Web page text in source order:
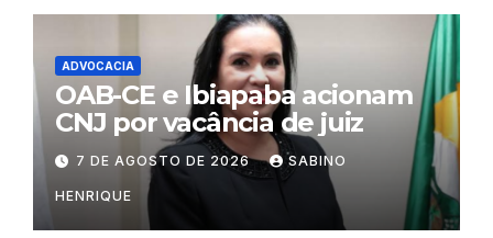
ADVOCACIA
OAB-CE e Ibiapaba acionam
CNJ por vacância de juiz
7 DE AGOSTO DE 2026 SABINO
HENRIQUE